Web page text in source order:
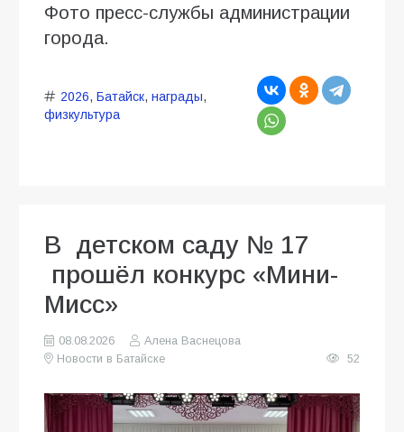
Фото пресс-службы администрации
города.
2026, Батайск, награды,
физкультура
В детском саду № 17
прошёл конкурс «Мини-
Мисс»
08.08.2026
Алена Васнецова
Новости в Батайске
52